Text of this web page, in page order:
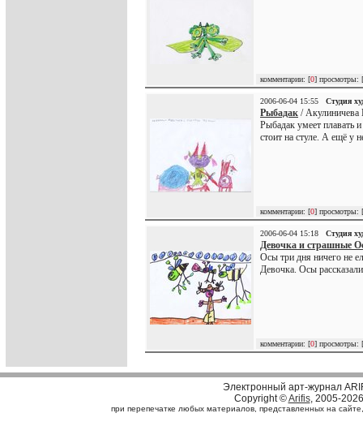
комментарии: [0] просмотры: [
2006-06-04 15:55 Студия
Рыбадак / Акулиничева
Рыбадак умеет плавать
стоит на стуле. А ещё у
комментарии: [0] просмотры: [
2006-06-04 15:18 Студия
Девочка и страшные
Осы три дня ничего не
Девочка. Осы
комментарии: [0] просмотры: [
Электронный арт-журнал
Copyright ©Arifis, 2005-2026
при перепечатке любых материалов, представленных на